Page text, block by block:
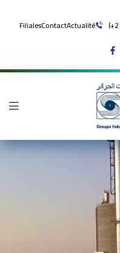
FilialesContactActualité